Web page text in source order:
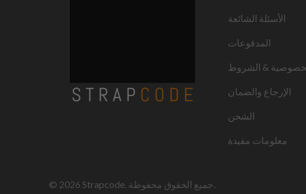
الأسئلة الشائعة
المدفوعات
& الشروط
الإرجاع والضمان
الشحن
معلومات مفيدة
© 2026 Strapcode